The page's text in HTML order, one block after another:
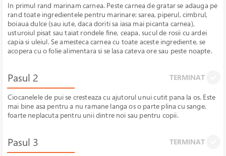
In primul rand marinam carnea. Peste carnea de gratar se adauga pe
rand toate ingredientele pentru marinare: sarea, piperul, cimbrul,
boiaua dulce (sau iute, daca doriti sa iasa mai picanta carnea),
usturoiul pisat sau taiat rondele fine, ceapa, sucul de rosii cu ardei
capia si uleiul. Se amesteca carnea cu toate aceste ingrediente, se
acopera cu o folie alimentara si se lasa cateva ore sau peste noapte.
Pasul 2 TERMINAT
Ciocanelele de pui se cresteaza cu ajutorul unui cutit pana la os. Este
mai bine asa pentru a nu ramane langa os o parte plina cu sange,
foarte neplacuta pentru unii dintre noi sau pentru copii.
Pasul 3 TERMINAT